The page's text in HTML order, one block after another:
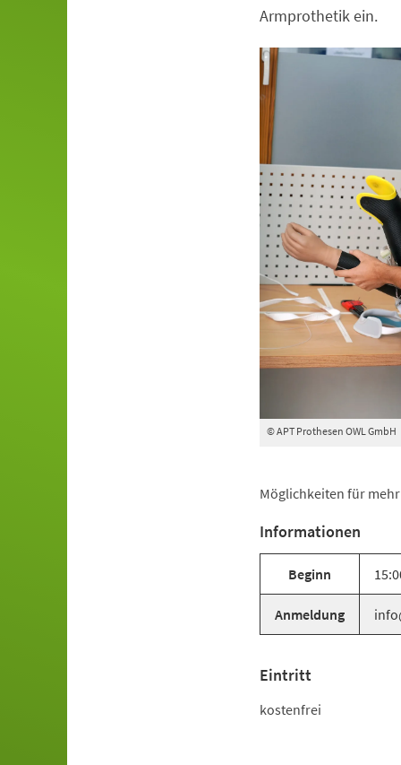
Armprothetik ein.
© APT Prothesen OWL GmbH
Möglichkeiten für
Informationen
Beginn
Anmeldung
Eintritt
kostenfrei